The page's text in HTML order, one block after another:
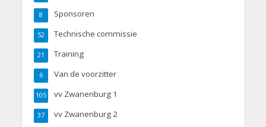
Sponsoren
8
Technische commissie
52
Training
21
Van de voorzitter
6
vv Zwanenburg 1
105
vv Zwanenburg 2
37